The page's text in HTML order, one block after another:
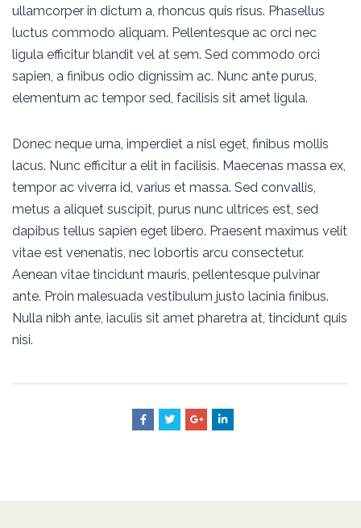
ullamcorper in dictum a, rhoncus quis risus. Phasellus
luctus commodo aliquam. Pellentesque ac orci nec
ligula efficitur blandit vel at sem. Sed commodo orci
sapien, a finibus odio dignissim ac. Nunc ante purus,
elementum ac tempor sed, facilisis sit amet ligula.
Donec neque urna, imperdiet a nisl eget, finibus mollis
lacus. Nunc efficitur a elit in facilisis. Maecenas massa ex,
tempor ac viverra id, varius et massa. Sed convallis,
metus a aliquet suscipit, purus nunc ultrices est, sed
dapibus tellus sapien eget libero. Praesent maximus velit
vitae est venenatis, nec lobortis arcu consectetur.
Aenean vitae tincidunt mauris, pellentesque pulvinar
ante. Proin malesuada vestibulum justo lacinia finibus.
Nulla nibh ante, iaculis sit amet pharetra at, tincidunt quis
nisi.